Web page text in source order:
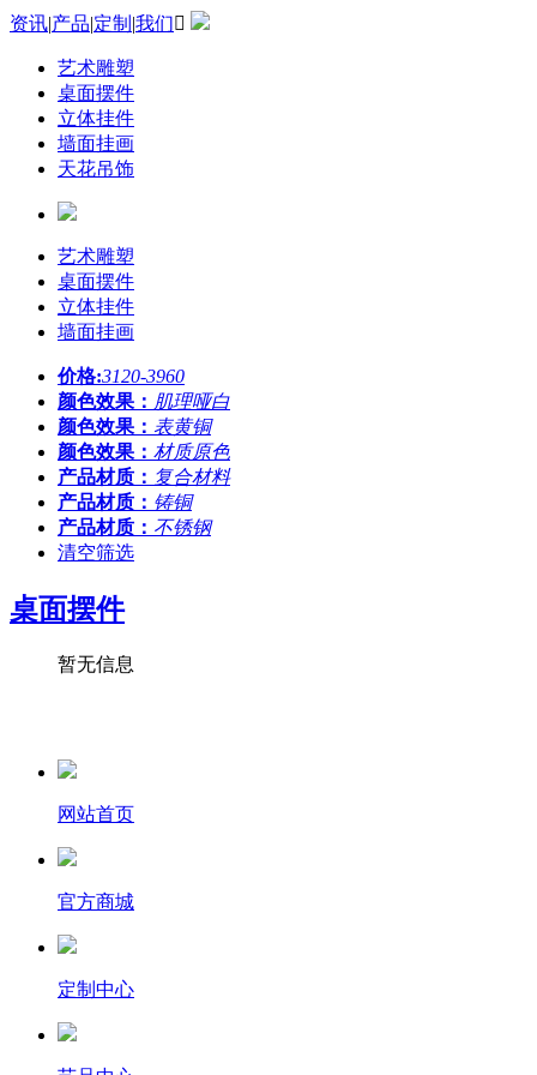
资讯|产品|定制 |我们
艺术雕塑
桌面摆件
立体挂件
墙面挂画
天花吊饰
艺术雕塑
桌面摆件
立体挂件
墙面挂画
价格:3120-3960
颜色效果： 肌理哑白
颜色效果： 表黄铜
颜色效果： 材质原色
产品材质： 复合材料
产品材质： 铸铜
产品材质： 不锈钢
清空筛选
桌面摆件
暂无信息
网站首页
官方商城
定制中心